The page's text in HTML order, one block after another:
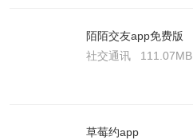
陌陌交友app免费版
社交通讯
111.07MB
草莓约app